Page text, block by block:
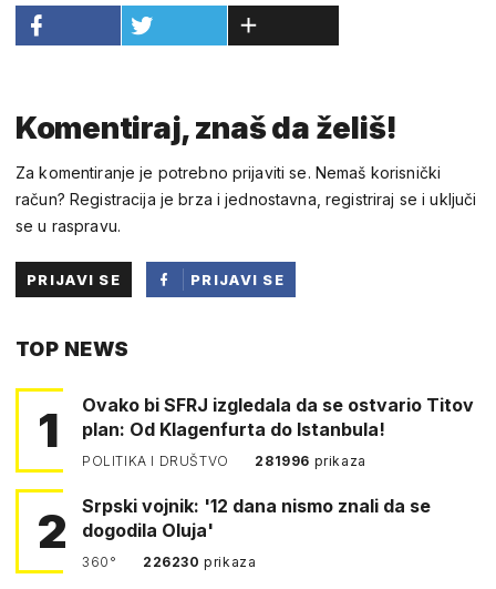
Komentiraj, znaš da želiš!
Za komentiranje je potrebno prijaviti se. Nemaš korisnički
račun? Registracija je brza i jednostavna, registriraj se i uključi
se u raspravu.
PRIJAVI SE
PRIJAVI SE
TOP NEWS
1
Ovako bi SFRJ izgledala da se ostvario Titov
plan: Od Klagenfurta do Istanbula!
POLITIKA I DRUŠTVO 281996 prikaza
2
Srpski vojnik: '12 dana nismo znali da se
dogodila Oluja'
360° 226230prikaza